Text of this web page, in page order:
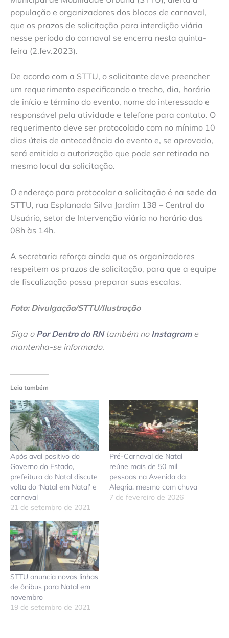
população e organizadores dos blocos de carnaval,
que os prazos de solicitação para interdição viária
nesse período do carnaval se encerra nesta quinta-
feira (2.fev.2023).
De acordo com a STTU, o solicitante deve preencher
um requerimento especificando o trecho, dia, horário
de início e término do evento, nome do interessado e
responsável pela atividade e telefone para contato. O
requerimento deve ser protocolado com no mínimo 10
dias úteis de antecedência do evento e, se aprovado,
será emitida a autorização que pode ser retirada no
mesmo local da solicitação.
O endereço para protocolar a solicitação é na sede da
STTU, rua Esplanada Silva Jardim 138 – Central do
Usuário, setor de Intervenção viária no horário das
08h às 14h.
A secretaria reforça ainda que os organizadores
respeitem os prazos de solicitação, para que a equipe
de fiscalização possa preparar suas escalas.
Foto: Divulgação/STTU/Ilustração
Siga o Por Dentro do RNtambém no Instagrame
mantenha-se informado.
Leia também
Após aval positivo do
Governo do Estado,
prefeitura do Natal discute
volta do ‘Natal em Natal’ e
carnaval
21 de setembro de 2021
Pré-Carnaval de Natal
reúne mais de 50 mil
pessoas na Avenida da
Alegria, mesmo com chuva
7 de fevereiro de 2026
STTU anuncia novas linhas
de ônibus para Natal em
novembro
19 de setembro de 2021